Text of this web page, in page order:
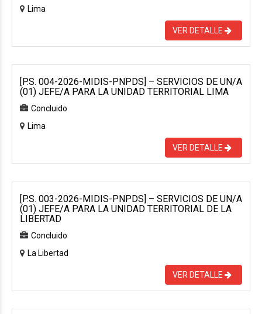
Lima
VER DETALLE
[P.S. 004-2026-MIDIS-PNPDS] – SERVICIOS DE UN/A
(01) JEFE/A PARA LA UNIDAD TERRITORIAL LIMA
Concluido
Lima
VER DETALLE
[P.S. 003-2026-MIDIS-PNPDS] – SERVICIOS DE UN/A
(01) JEFE/A PARA LA UNIDAD TERRITORIAL DE LA
LIBERTAD
Concluido
La Libertad
VER DETALLE